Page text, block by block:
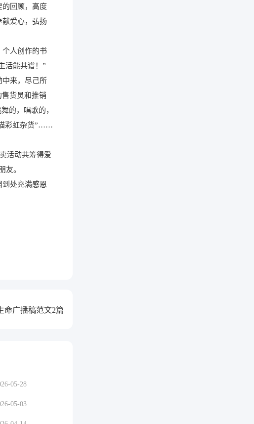
的回顾，高度
爱心，弘扬
个人创作的书
活能共谱！”
来，尽己所
货员和推销
的，唱歌的，
猫彩虹杂货”……
活动共筹得爱
友。
处充满感恩
命广播稿范文2篇
05-28
05-03